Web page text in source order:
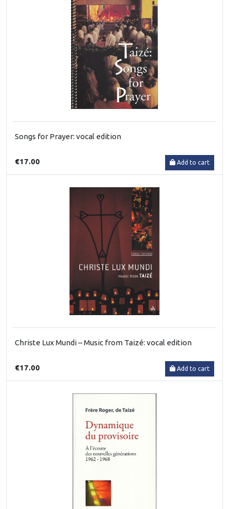
Songs for Prayer: vocal edition
€17.00 Add to cart
Christe Lux Mundi – Music from Taizé: vocal edition
€17.00 Add to cart